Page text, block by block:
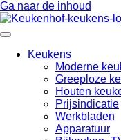
Ga naar de inhoud
Keukens
Moderne
Greeploze
Houten
Prijsindicatie
Werkbladen
Apparatuur